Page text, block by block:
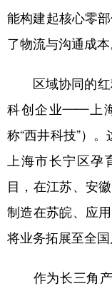
能构建起核心零
了物流与沟通成本
区域协同的红
科创企业——上
称“西井科技”）
上海市长宁区
目，在江苏、安
制造在苏皖、应
将业务拓展至全国
作为长三角产